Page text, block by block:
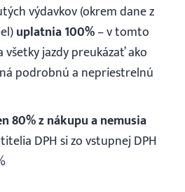
výdavkov (okrem dane z
uplatnia 100%– v tomto
všetky jazdy preukázať ako
podrobnú a nepriestrelnú
80% z nákupu a nemusia
DPH si zo vstupnej DPH